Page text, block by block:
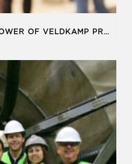
FOTOBLOG MAART: THE POWER OF VELDKAMP PRODUKTIES